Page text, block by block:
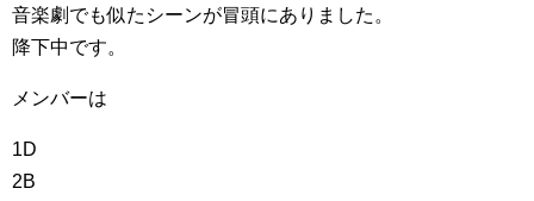
音楽劇でも似たシーンが冒頭にありました。
降下中です。
メンバーは
1D
2B